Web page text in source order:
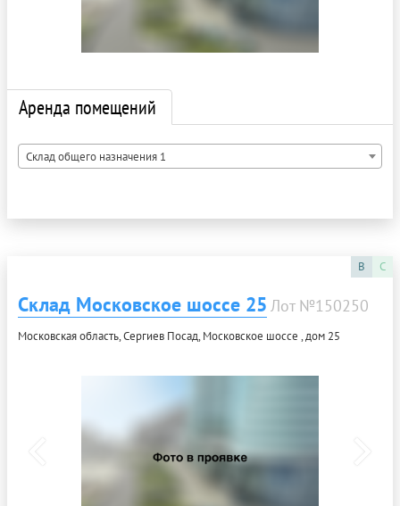
Аренда помещений
Склад общего назначения 1
B C
Склад Московское шоссе 25 Лот №150250
Московская область, Сергиев Посад, Московское шоссе , дом 25